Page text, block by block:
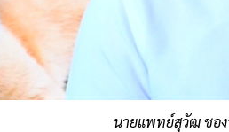
นายแพทย์สุวัฒ ชอ